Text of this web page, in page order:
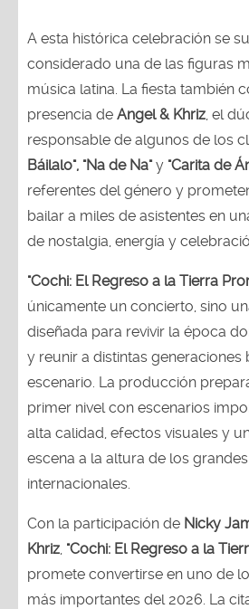
A esta histórica celebración se
considerado una de las figuras
música latina. La fiesta también
presencia de Angel & Khriz, el
responsable de algunos de los
Báilalo", "Na de Na"y "Carita de
referentes del género y
bailar a miles de asistentes en
de nostalgia, energía y
"Cochi: El Regreso a la Tierra
únicamente un concierto, sino
diseñada para revivir la época
y reunir a distintas generaciones
escenario. La producción
primer nivel con escenarios
alta calidad, efectos visuales y
escena a la altura de los
internacionales.
Con la participación de Nicky
Khriz, "Cochi: El Regreso a la
promete convertirse en uno de
más importantes del 2026. La